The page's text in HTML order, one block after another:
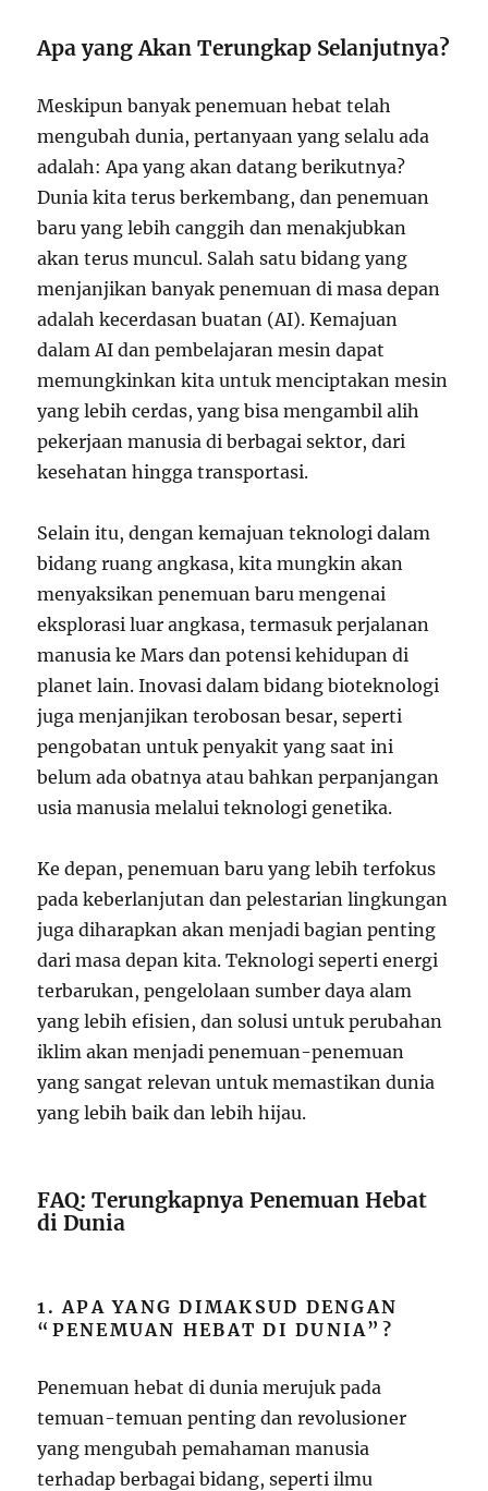
Apa yang Akan Terungkap Selanjutnya?
Meskipun banyak penemuan hebat telah
mengubah dunia, pertanyaan yang selalu ada
adalah: Apa yang akan datang berikutnya?
Dunia kita terus berkembang, dan penemuan
baru yang lebih canggih dan menakjubkan
akan terus muncul. Salah satu bidang yang
menjanjikan banyak penemuan di masa depan
adalah kecerdasan buatan (AI). Kemajuan
dalam AI dan pembelajaran mesin dapat
memungkinkan kita untuk menciptakan mesin
yang lebih cerdas, yang bisa mengambil alih
pekerjaan manusia di berbagai sektor, dari
kesehatan hingga transportasi.
Selain itu, dengan kemajuan teknologi dalam
bidang ruang angkasa, kita mungkin akan
menyaksikan penemuan baru mengenai
eksplorasi luar angkasa, termasuk perjalanan
manusia ke Mars dan potensi kehidupan di
planet lain. Inovasi dalam bidang bioteknologi
juga menjanjikan terobosan besar, seperti
pengobatan untuk penyakit yang saat ini
belum ada obatnya atau bahkan perpanjangan
usia manusia melalui teknologi genetika.
Ke depan, penemuan baru yang lebih terfokus
pada keberlanjutan dan pelestarian lingkungan
juga diharapkan akan menjadi bagian penting
dari masa depan kita. Teknologi seperti energi
terbarukan, pengelolaan sumber daya alam
yang lebih efisien, dan solusi untuk perubahan
iklim akan menjadi penemuan-penemuan
yang sangat relevan untuk memastikan dunia
yang lebih baik dan lebih hijau.
FAQ: Terungkapnya Penemuan Hebat
di Dunia
1. APA YANG DIMAKSUD DENGAN
“PENEMUAN HEBAT DI DUNIA”?
Penemuan hebat di dunia merujuk pada
temuan-temuan penting dan revolusioner
yang mengubah pemahaman manusia
terhadap berbagai bidang, seperti ilmu